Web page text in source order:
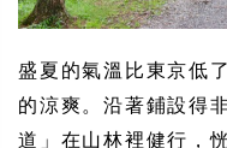
盛夏的氣溫比東京低
的涼爽。沿著鋪設得
道」在山林裡健行，